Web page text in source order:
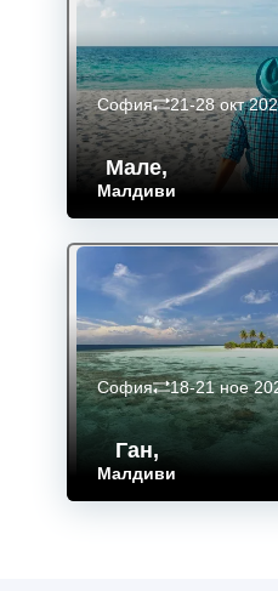
Мале,
Малдиви
София 21-28 окт
Ган,
Малдиви
София 18-21 ное